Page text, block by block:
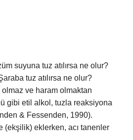
suyuna tuz atılırsa ne olur?
tuz atılırsa ne olur?
ve haram olmaktan
gibi etil alkol, tuzla reaksiyona
& Fessenden, 1990).
(ekşilik) eklerken, acı tanenler